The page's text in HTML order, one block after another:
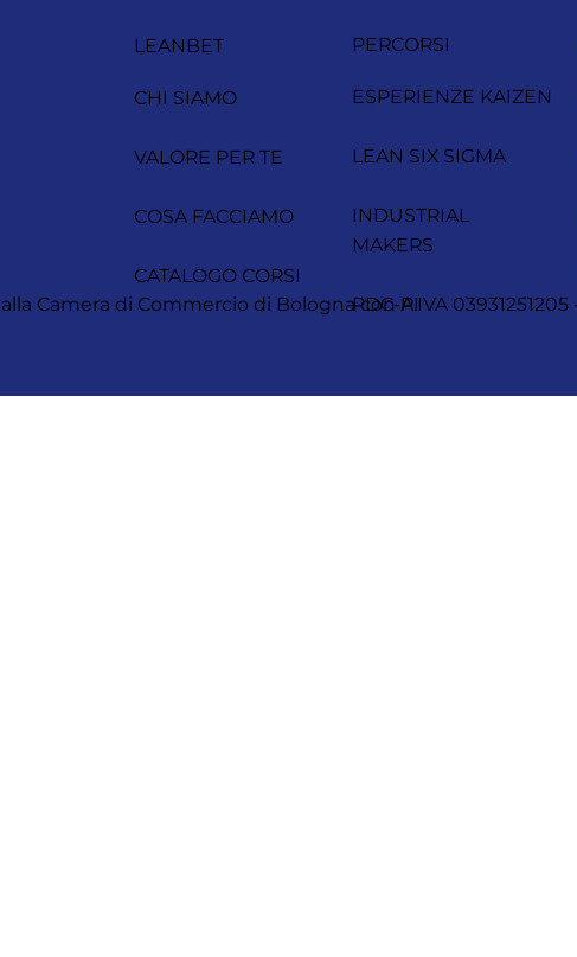
LEANBET
CHI SIAMO
VALORE PER TE
COSA FACCIAMO
CATALOGO CORSI
PERCORSI
ESPERIENZE KAIZEN
LEAN SIX SIGMA
INDUSTRIAL
MAKERS
PDC-AI
Camera di Commercio di Bologna con P.IVA 03931251205